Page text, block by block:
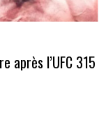
après l’UFC 315